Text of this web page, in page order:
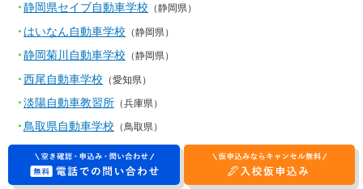
電話でのお問い合わせ 入校仮申込み
静岡県セイブ自動車学校 （静岡県）
はいなん自動車学校 （静岡県）
静岡菊川自動車学校 （静岡県）
西尾自動車学校 （愛知県）
淡陽自動車教習所 （兵庫県）
鳥取県自動車学校 （鳥取県）
東雲学園 鳥取県東部自動車学校 （鳥取県）
東雲学園 島根自動車学校